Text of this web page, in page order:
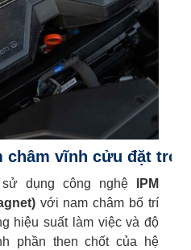
châm vĩnh cửu đặt
dụng công nghệ
IPM
với nam châm bố trí
hiệu suất làm việc và độ
phần then chốt của hệ